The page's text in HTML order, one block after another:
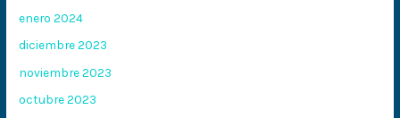
enero 2024
diciembre 2023
noviembre 2023
octubre 2023